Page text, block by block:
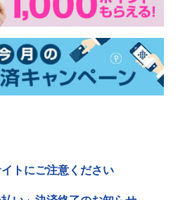
トにご注意ください